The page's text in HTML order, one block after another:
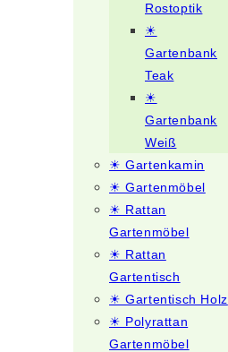
Rostoptik
☀
Gartenbank
Teak
☀
Gartenbank
Weiß
☀ Gartenkamin
☀ Gartenmöbel
☀ Rattan
Gartenmöbel
☀ Rattan
Gartentisch
☀ Gartentisch Holz
☀ Polyrattan
Gartenmöbel